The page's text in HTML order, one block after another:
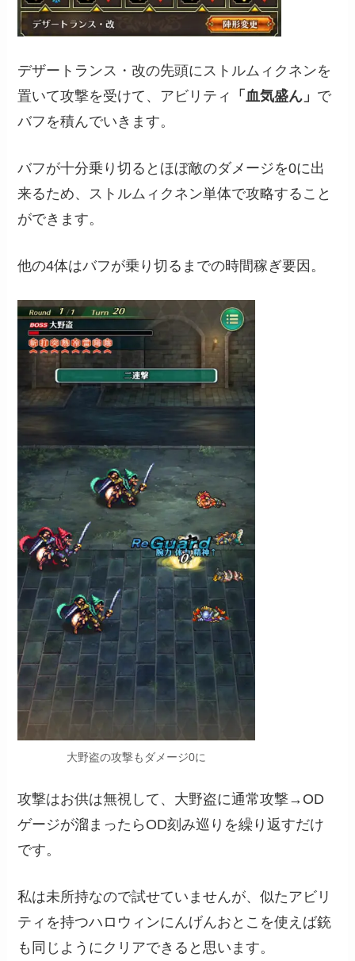
デザートランス・改の先頭にストルムィクネンを
置いて攻撃を受けて、アビリティ
「血気盛ん」 で
バフを積んでいきます。
バフが十分乗り切るとほぼ敵のダメージを0に出
来るため、ストルムィクネン単体で攻略すること
ができます。
他の4体はバフが乗り切るまでの時間稼ぎ要因。
大野盗の攻撃もダメージ0に
攻撃はお供は無視して、大野盗に通常攻撃→OD
ゲージが溜まったらOD刻み巡りを繰り返すだけ
です。
私は未所持なので試せていませんが、似たアビリ
ティを持つハロウィンにんげんおとこを使えば銃
も同じようにクリアできると思います。